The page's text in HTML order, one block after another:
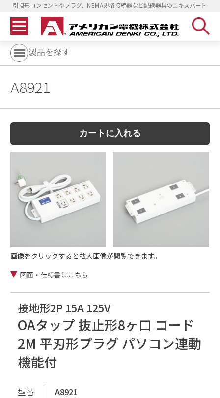
引掛形コンセントやプラグ、NEMA規格接続器など配線器具のエキスパート
製品を探す
A8921
画像をクリックすると拡大画像が閲覧できます。
図面・仕様書はこちら
接地形2P 15A 125V
OAタップ 抜止形8ヶ口 コード
2M 平刃形プラグ パソコン連動
機能付
型番
A8921